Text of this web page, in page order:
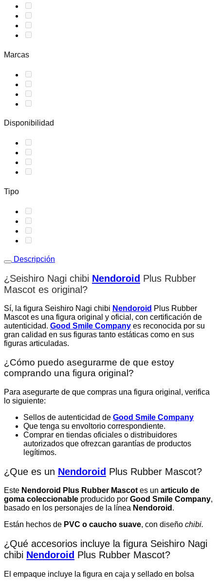
Marcas
Disponibilidad
Tipo
Descripción
¿Seishiro Nagi chibi Nendoroid Plus Rubber
Mascot es original ?
Sí, la figura Seishiro Nagi chibi Nendoroid Plus Rubber
Mascot es una figura original y oficial, con certificación de
autenticidad. Good Smile Company es reconocida por su
gran calidad en sus figuras tanto estáticas como en sus
figuras articuladas.
¿Cómo puedo asegurarme de que estoy
comprando una figura original?
Para asegurarte de que compras una figura original, verifica
lo siguiente:
Sellos de autenticidad de Good Smile Company
Que tenga su envoltorio correspondiente.
Comprar en tiendas oficiales o distribuidores
autorizados que ofrezcan garantías de productos
legítimos.
¿Que es un Nendoroid Plus Rubber Mascot?
Este Nendoroid Plus Rubber Mascot es un articulo de
goma coleccionable producido por Good Smile Company,
basado en los personajes de la línea Nendoroid .
Están hechos de PVC o caucho suave, con diseño chibi.
¿Qué accesorios incluye la figura Seishiro Nagi
chibi Nendoroid Plus Rubber Mascot?
El empaque incluye la figura en caja y sellado en bolsa